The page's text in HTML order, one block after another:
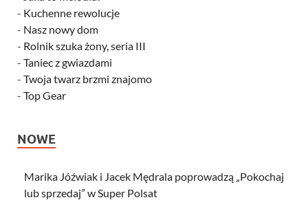
- Kuchenne rewolucje
- Nasz nowy dom
- Rolnik szuka żony, seria III
- Taniec z gwiazdami
- Twoja twarz brzmi znajomo
- Top Gear
NOWE
Marika Jóźwiak i Jacek Mędrala poprowadzą „Pokochaj
lub sprzedaj” w Super Polsat